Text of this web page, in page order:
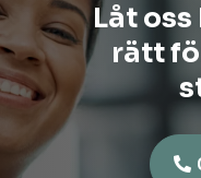
Låt
rätt